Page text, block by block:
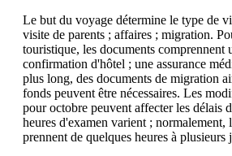
Le but du voyage détermine le type de
visite de parents ; affaires ; migration.
touristique, les documents comprennent
confirmation d'hôtel ; une assurance
plus long, des documents de migration
fonds peuvent être nécessaires. Les
pour octobre peuvent affecter les délais
heures d'examen varient ; normalement,
prennent de quelques heures à plusieurs